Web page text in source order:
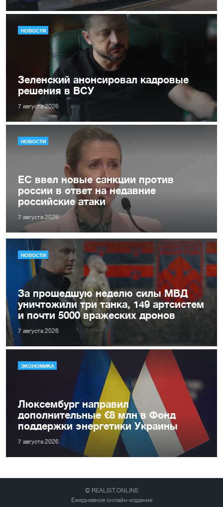
НОВОСТИ
Зеленский анонсировал кадровые
решения в ВСУ
7 августа 2026
НОВОСТИ
ЕС ввел новые санкции против
россии в ответ на недавние
российские атаки
7 августа 2026
НОВОСТИ
За прошедшую неделю силы МВД
уничтожили три танка, 149 артсистем
и почти 5000 вражеских дронов
7 августа 2026
ЭКОНОМИКА
Люксембург направил
дополнительные €8 млн в Фонд
поддержки энергетики Украины
7 августа 2026
© REALIST.ONLINE
Ежедневное онлайн-издание